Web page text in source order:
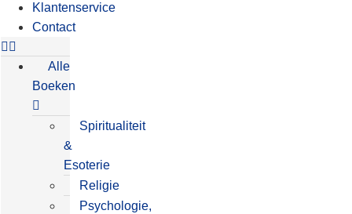
Klantenservice
Contact
Alle
Boeken
Spiritualiteit
&
Esoterie
Religie
Psychologie,